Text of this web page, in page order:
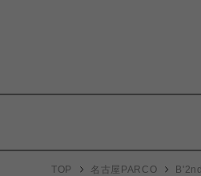
TOP 名古屋PARCO B'2nd